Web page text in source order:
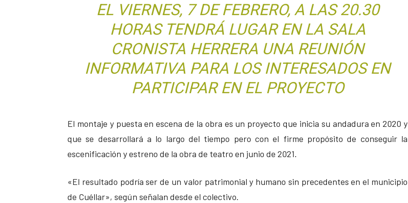
EL VIERNES, 7 DE FEBRERO, A LAS 20.30
HORAS TENDRÁ LUGAR EN LA SALA
CRONISTA HERRERA UNA REUNIÓN
INFORMATIVA PARA LOS INTERESADOS EN
PARTICIPAR EN EL PROYECTO
El montaje y puesta en escena de la obra es un proyecto que inicia su andadura en 2020 y
que se desarrollará a lo largo del tiempo pero con el firme propósito de conseguir la
escenificación y estreno de la obra de teatro en junio de 2021.
«El resultado podría ser de un valor patrimonial y humano sin precedentes en el municipio
de Cuéllar», según señalan desde el colectivo.